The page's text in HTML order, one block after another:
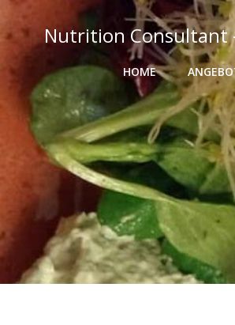
Zum
Inhalt
springenNutrition Consultant
HOME